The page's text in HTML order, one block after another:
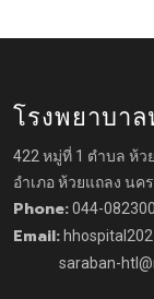
โรงพยาบา
422 หมู่ที่ 1 ตำบล ห้ว
อำเภอ ห้วยแถลง นค
Phone:044-
Email:
saraban-